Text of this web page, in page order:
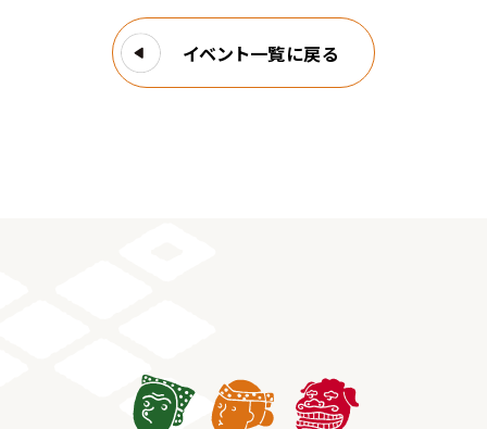
イベント一覧に戻る